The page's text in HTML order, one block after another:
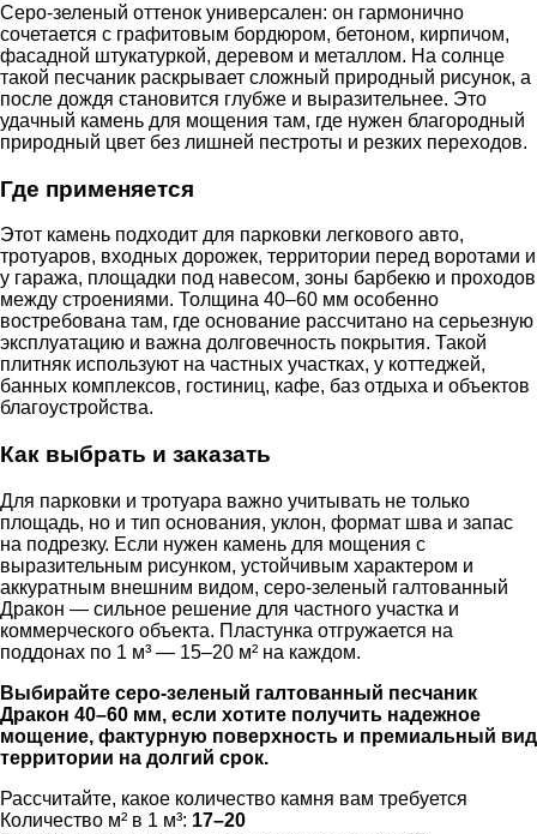
Серо-зеленый оттенок универсален: он гармонично
сочетается с графитовым бордюром, бетоном, кирпичом,
фасадной штукатуркой, деревом и металлом. На солнце
такой песчаник раскрывает сложный природный рисунок, а
после дождя становится глубже и выразительнее. Это
удачный камень для мощения там, где нужен благородный
природный цвет без лишней пестроты и резких переходов.
Где применяется
Этот камень подходит для парковки легкового авто,
тротуаров, входных дорожек, территории перед воротами и
у гаража, площадки под навесом, зоны барбекю и проходов
между строениями. Толщина 40–60 мм особенно
востребована там, где основание рассчитано на серьезную
эксплуатацию и важна долговечность покрытия. Такой
плитняк используют на частных участках, у коттеджей,
банных комплексов, гостиниц, кафе, баз отдыха и объектов
благоустройства.
Как выбрать и заказать
Для парковки и тротуара важно учитывать не только
площадь, но и тип основания, уклон, формат шва и запас
на подрезку. Если нужен камень для мощения с
выразительным рисунком, устойчивым характером и
аккуратным внешним видом, серо-зеленый галтованный
Дракон — сильное решение для частного участка и
коммерческого объекта. Пластунка отгружается на
поддонах по 1 м³ — 15–20 м² на каждом.
Выбирайте серо-зеленый галтованный песчаник
Дракон 40–60 мм, если хотите получить надежное
мощение, фактурную поверхность и премиальный вид
территории на долгий срок.
Рассчитайте, какое количество камня вам требуется
Количество м² в 1 м³: 17–20